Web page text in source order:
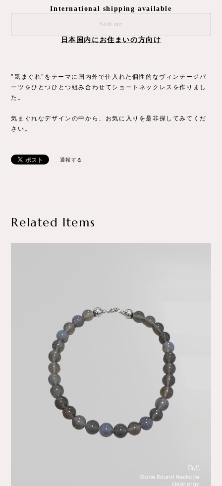
International shipping available
Sold out
日本国内にお住まいの方向け
"気まぐれ"をテーマに国内外で仕入れた個性的なヴィンテージパ
ーツをひとつひとつ組み合わせてショートネックレスを作りまし
た。
気まぐれなデザインの中から、お気に入りを是非探してみてくだ
さい。
通報する
Related Items